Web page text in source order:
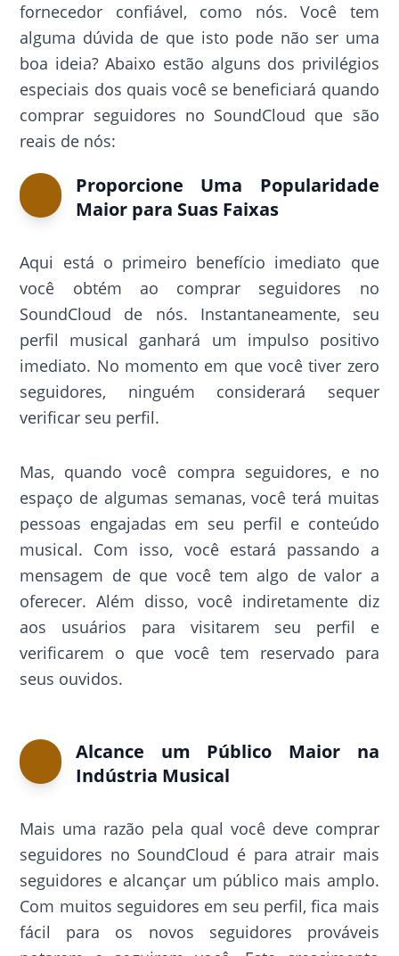
fornecedor confiável, como nós. Você tem
alguma dúvida de que isto pode não ser uma
boa ideia? Abaixo estão alguns dos privilégios
especiais dos quais você se beneficiará quando
comprar seguidores no SoundCloud que são
reais de nós:
Proporcione Uma Popularidade
Maior para Suas Faixas
Aqui está o primeiro benefício imediato que
você obtém ao comprar seguidores no
SoundCloud de nós. Instantaneamente, seu
perfil musical ganhará um impulso positivo
imediato. No momento em que você tiver zero
seguidores, ninguém considerará sequer
verificar seu perfil.
Mas, quando você compra seguidores, e no
espaço de algumas semanas, você terá muitas
pessoas engajadas em seu perfil e conteúdo
musical. Com isso, você estará passando a
mensagem de que você tem algo de valor a
oferecer. Além disso, você indiretamente diz
aos usuários para visitarem seu perfil e
verificarem o que você tem reservado para
seus ouvidos.
Alcance um Público Maior na
Indústria Musical
Mais uma razão pela qual você deve comprar
seguidores no SoundCloud é para atrair mais
seguidores e alcançar um público mais amplo.
Com muitos seguidores em seu perfil, fica mais
fácil para os novos seguidores prováveis